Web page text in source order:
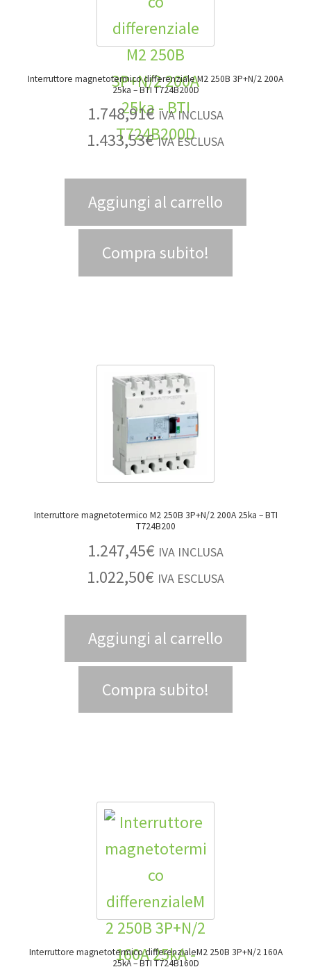
Interruttore magnetotermico differenziale M2 250B 3P+N/2 200A
25ka – BTI T724B200D
1.748,91€ IVA INCLUSA
1.433,53€ IVA ESCLUSA
Aggiungi al carrello
Compra subito!
Interruttore magnetotermico M2 250B 3P+N/2 200A 25ka – BTI
T724B200
1.247,45€ IVA INCLUSA
1.022,50€ IVA ESCLUSA
Aggiungi al carrello
Compra subito!
Interruttore magnetotermico differenzialeM2 250B 3P+N/2 160A
25kA – BTI T724B160D